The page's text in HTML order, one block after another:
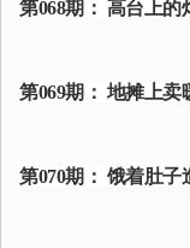
第068期： 高台上的
第069期： 地摊上卖
第070期： 饿着肚子